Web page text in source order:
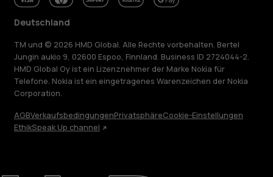
Blog
Deutschland
TM und © 2026 HMD Global. Alle Rechte vorbehalten. Bertel
Jungin aukio 9, 02600 Espoo, Finnland. Business ID 2724044-2.
HMD Global Oy ist ein Lizenznehmer der Marke Nokia für
Telefone. Nokia ist ein eingetragenes Warenzeichen der Nokia
Corporation.
AGBVerkaufsbedingungenPrivatsphäreCookie-Einstellungen
EthikSpeak Up channel